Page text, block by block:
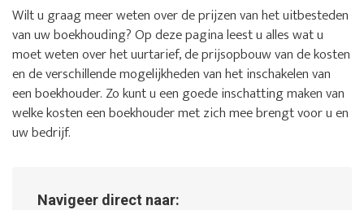
Wilt u graag meer weten over de prijzen van het uitbesteden
van uw boekhouding? Op deze pagina leest u alles wat u
moet weten over het uurtarief, de prijsopbouw van de kosten
en de verschillende mogelijkheden van het inschakelen van
een boekhouder. Zo kunt u een goede inschatting maken van
welke kosten een boekhouder met zich mee brengt voor u en
uw bedrijf.
Navigeer direct naar: